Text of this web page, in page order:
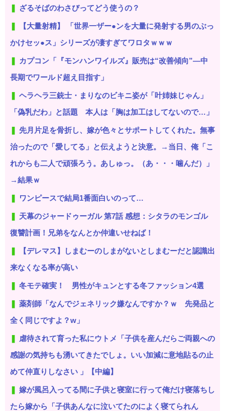
ざるそばのわさびってどう使うの？
【大量射精】 「世界一ザー●ンを大量に発射する男のぶっ
かけセッ●ス」シリーズが凄すぎてワロタｗｗｗ
カプコン「『モンハンワイルズ』販売は“改善傾向”―中
長期でワールド超え目指す」
ヘラヘラ三銃士・まりなのビキニ姿が「叶姉妹じゃん」
「偽乳だわ」と話題 本人は「胸は加工はしてないので…」
先月片足を骨折し、嫁が色々とサポートしてくれた。無事
治ったので「愛してる」と伝えようと決意。→当日、俺「こ
れからも二人で頑張ろう。あしゅっ。（あ・・・噛んだ）」
→結果ｗ
ワンピースで結局1番面白いのって…
天幕のジャードゥーガル 第7話 感想：シタラのモンゴル
復讐計画！兄弟をなんとか仲違いせねば！
【デレマス】しまむーのしまがないとしまむーだと認識出
来なくなる率が高い
冬モテ確実！ 男性がキュンとする冬ファッション4選
薬剤師「なんでジェネリック嫌なんですか？ｗ 先発品と
全く同じですよ？w」
虐待されて育った私にウトメ「子供を産んだらご両親への
感謝の気持ちも湧いてきたでしょ。いい加減に意地貼るの止
めて仲直りしなさい 」【中編】
嫁が風呂入ってる間に子供と寝室に行って俺だけ寝落ちし
たら嫁から「子供あんなに泣いてたのによく寝てられん